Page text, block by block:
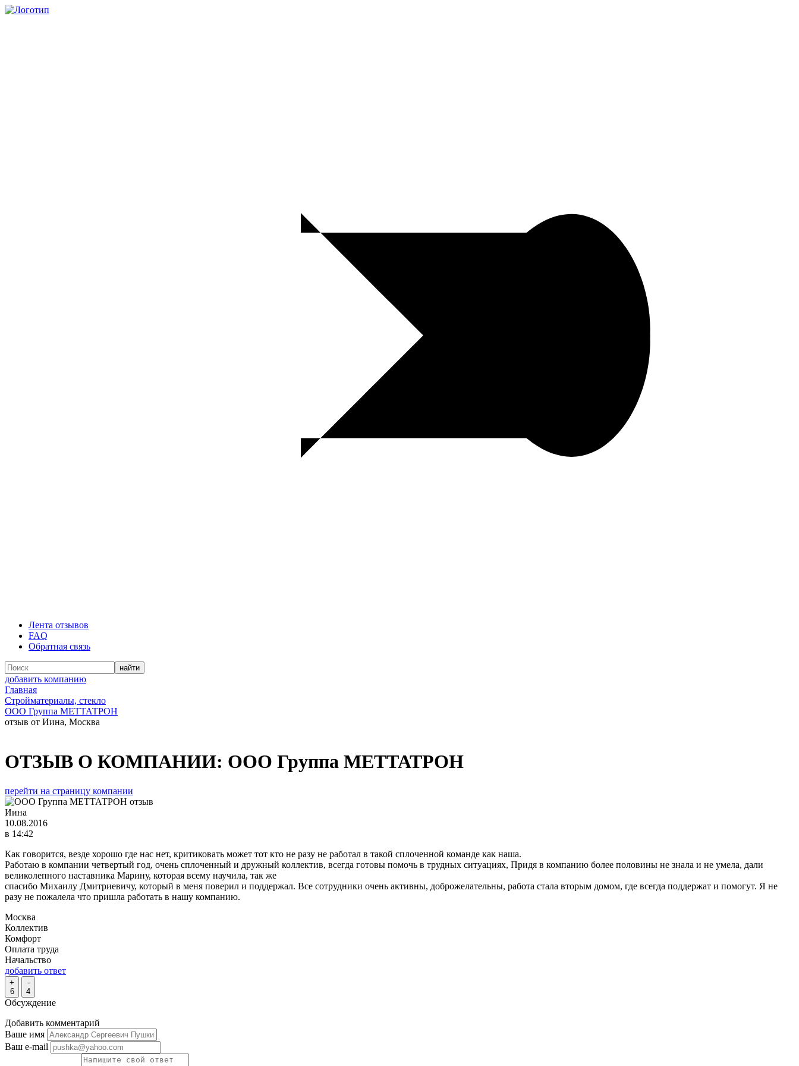
Лента отзывов
FAQ
Обратная связь
добавить компанию
Главная
Стройматериалы, стекло
ООО Группа МЕТТАТРОН
отзыв от Иина, Москва
ОТЗЫВ О КОМПАНИИ: ООО Группа МЕТТАТРОН
перейти на страницу компании
Иина
10.08.2016
в 14:42
Как говорится, везде хорошо где нас нет, критиковать может тот кто не разу не работал в такой сплоченной команде как наша.
Работаю в компании четвертый год, очень сплоченный и дружный коллектив, всегда готовы помочь в трудных ситуациях, Придя в компанию более половины не знала и не умела, дали
великолепного наставника Марину, которая всему научила, так же
спасибо Михаилу Дмитриевичу, который в меня поверил и поддержал. Все сотрудники очень активны, доброжелательны, работа стала вторым домом, где всегда поддержат и помогут. Я не
разу не пожалела что пришла работать в нашу компанию.
Москва
Коллектив
Комфорт
Оплата труда
Начальство
добавить ответ
+
6
-
4
Обсуждение
Добавить комментарий
Ваше имя
Ваш e-mail